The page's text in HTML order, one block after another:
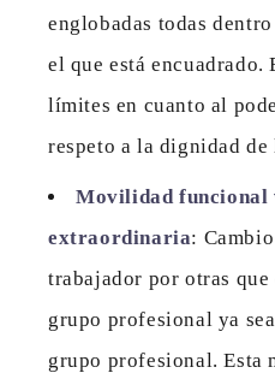
englobadas todas
el que está encuadrado.
límites en cuanto al
respeto a la dignidad
Movilidad funcional
extraordinaria:
trabajador por otras
grupo profesional ya
grupo profesional.Esta